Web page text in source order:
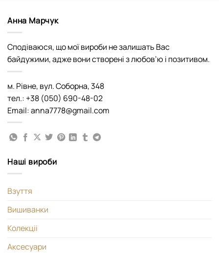
Анна Марчук
Сподіваюся, що мої вироби не залишать Вас
байдужими, адже вони створені з любов’ю і позитивом.
м. Рівне, вул. Соборна, 348
тел.: +38 (050) 690-48-02
Email: anna7778@gmail.com
Наші вироби
Взуття
Вишиванки
Колекціі
Аксесуари